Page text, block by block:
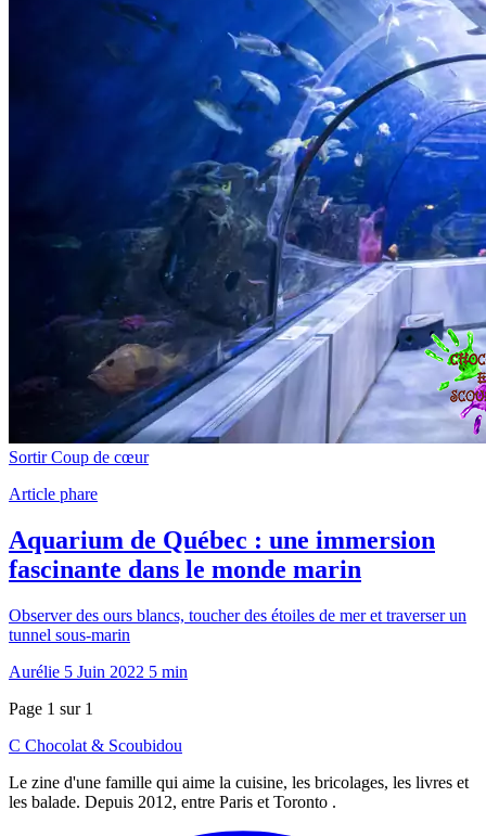
Sortir Coup de cœur
Article phare
Aquarium de Québec : une immersion
fascinante dans le monde marin
Observer des ours blancs, toucher des étoiles de mer et traverser un
tunnel sous-marin
Aurélie 5 Juin 2022 5 min
Page 1 sur 1
C Chocolat & Scoubidou
Le zine d'une famille qui aime la cuisine, les bricolages, les livres et
les balade. Depuis 2012, entre Paris et Toronto .